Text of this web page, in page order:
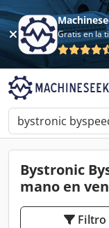
Bystronic
mano en
Filtro